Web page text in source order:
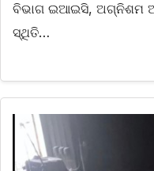
ବିଭାଗ ଇଆଇସି, ଅଗ୍ନିଶମ
ସ୍ଥିତି…